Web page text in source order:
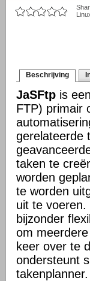
Beschrijving
JaSFtp is
FTP) primair
gerelateerde
taken te
worden
te worden
uit te
bijzonder
om
keer over te
ondersteunt
takenplanner.